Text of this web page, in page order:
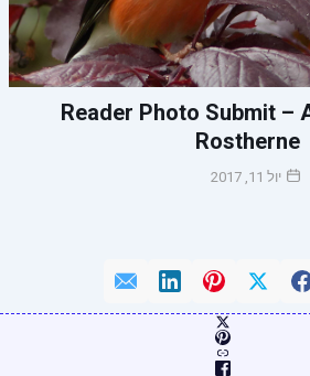
Reader Photo Submit –
Rostherne
יול 11, 2017